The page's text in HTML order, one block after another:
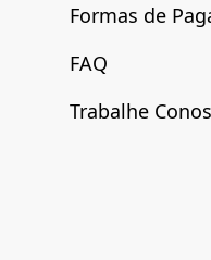
Formas de
FAQ
Trabalhe